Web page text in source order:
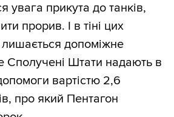
увага прикута до танків,
прорив. І в тіні цих
допоміжне
Сполучені Штати надають в
вартістю 2,6
про який Пентагон